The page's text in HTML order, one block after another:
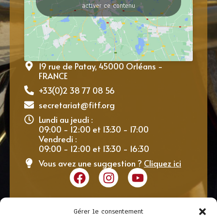
Gérer le consentement
activer ce contenu
19 rue de Patay, 45000 Orléans -
FRANCE
+33(0)2 38 77 08 56
secretariat@fitf.org
Lundi au jeudi :
09:00 - 12:00 et 13:30 - 17:00
Vendredi :
09:00 - 12:00 et 13:30 - 16:30
Vous avez une suggestion ? Cliquez ici